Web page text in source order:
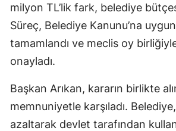
milyon TL’lik fark, belediye
Süreç, Belediye Kanunu’na
tamamlandı ve meclis oy
onayladı.
Başkan Arıkan, kararın birlikte
memnuniyetle karşıladı.
azaltarak devlet tarafından